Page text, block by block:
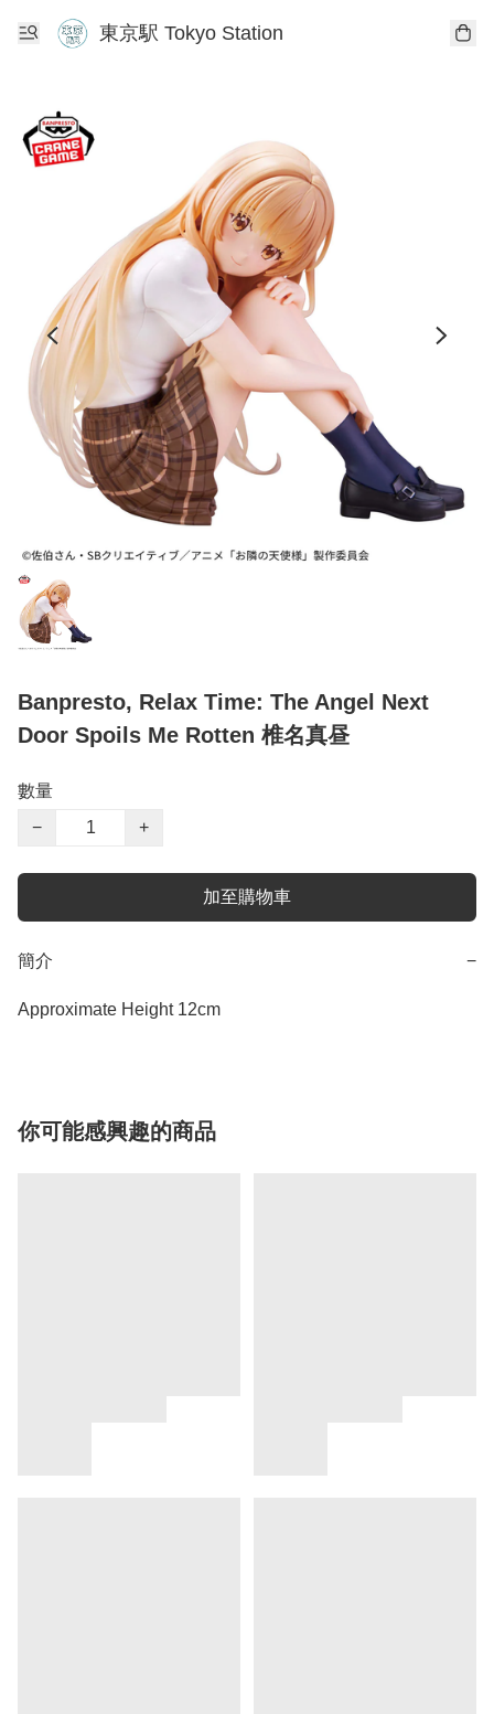
東京駅 Tokyo Station
Banpresto, Relax Time: The Angel Next
Door Spoils Me Rotten 椎名真昼
數量
−
+
加至購物車
簡介 −
Approximate Height 12cm
你可能感興趣的商品